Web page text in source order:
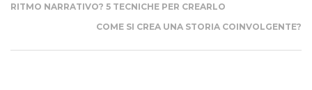
RITMO NARRATIVO? 5 TECNICHE PER CREARLO
COME SI CREA UNA STORIA COINVOLGENTE?